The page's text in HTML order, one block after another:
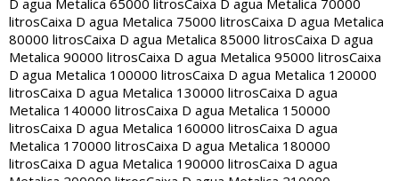
D agua Metalica 65000 litrosCaixa D agua Metalica 70000
litrosCaixa D agua Metalica 75000 litrosCaixa D agua Metalica
80000 litrosCaixa D agua Metalica 85000 litrosCaixa D agua
Metalica 90000 litrosCaixa D agua Metalica 95000 litrosCaixa
D agua Metalica 100000 litrosCaixa D agua Metalica 120000
litrosCaixa D agua Metalica 130000 litrosCaixa D agua
Metalica 140000 litrosCaixa D agua Metalica 150000
litrosCaixa D agua Metalica 160000 litrosCaixa D agua
Metalica 170000 litrosCaixa D agua Metalica 180000
litrosCaixa D agua Metalica 190000 litrosCaixa D agua